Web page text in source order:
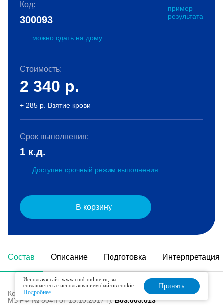
Состав Описание Подготовка Интерпретация
Код в номенклатуре медицинских услуг (Приказ
МЗ РФ № 804н от 13.10.2017 г):B03.005.013
Код:
пример
результата
300093
можно сдать на дому
Стоимость:
2 340 р.
+ 285 р. Взятие крови
Срок выполнения:
1 к.д.
Доступен срочный режим выполнения
В корзину
Используя сайт www.cmd-online.ru, вы
соглашаетесь с использованием файлов cookie.
Подробнее
Принять